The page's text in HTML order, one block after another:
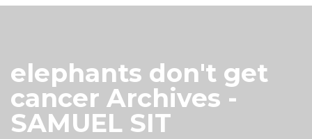
elephants don't get
cancer Archives -
SAMUEL SIT